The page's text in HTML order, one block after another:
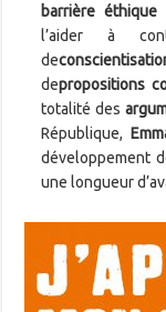
barrière
l’aider à
de
depropositions
totalité des
République,
développement
une longueur